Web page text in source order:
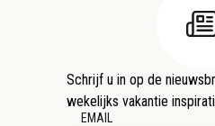
Schrijf u in op de
wekelijks vakantie
EMAIL